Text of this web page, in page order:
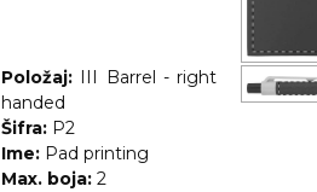
Položaj:
III Barrel - right
handed
Šifra: P2
Ime: Pad printing
Max. boja: 2